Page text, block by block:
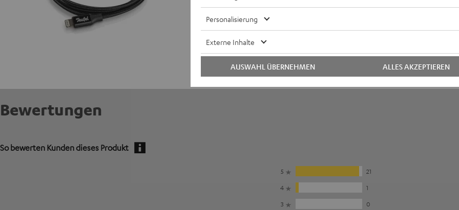
Bewertungen
So bewerten Kunden dieses Produkt
5
21
4
1
3
0
Personalisierung
Externe Inhalte
ALLES AKZEPTIEREN
AUSWAHL ÜBERNEHMEN